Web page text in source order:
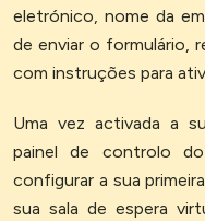
eletrónico, nome da
de enviar o formulário,
com instruções para
Uma vez activada a
painel de controlo
configurar a sua
sua sala de espera